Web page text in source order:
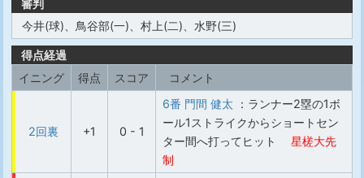
審判
今井(球)、鳥谷部(一)、村上(二)、水野(三)
得点経過
イニング
得点 スコア コメント
2回裏 +1 0 - 1
6番 門間 健太 ：ランナー2塁の1ボ
ール1ストライクからショートセン
ター間へ打ってヒット
星槎大先
制